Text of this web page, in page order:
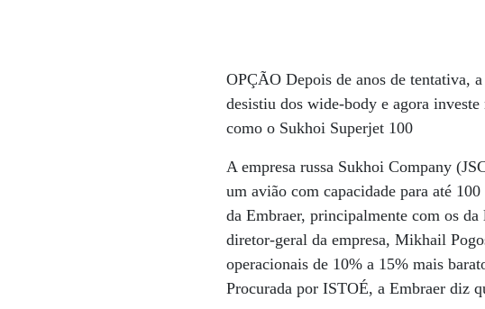
OPÇÃO Depois de anos de tentativa,
desistiu dos wide-body e agora investe
como o Sukhoi Superjet 100
A empresa russa Sukhoi Company
um avião com capacidade para até
da Embraer, principalmente com os
diretor-geral da empresa, Mikhail
operacionais de 10% a 15% mais
Procurada por ISTOÉ, a Embraer diz